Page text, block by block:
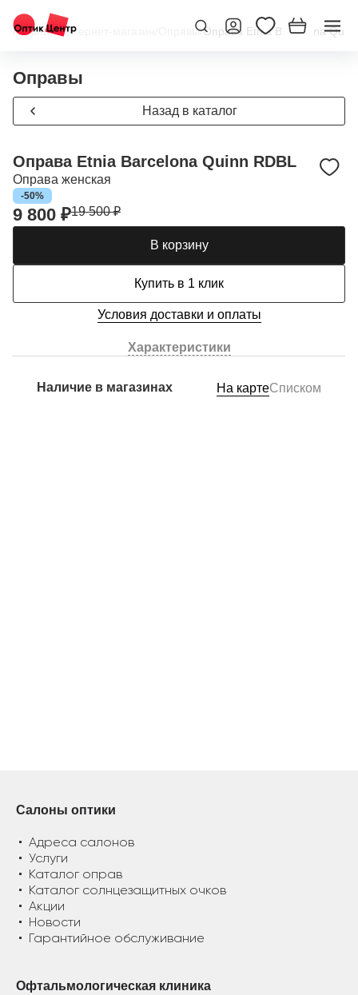
Главная/Интернет-магазин Оправы/Оправа Etnia Barcelona
Оправы
Назад в каталог
Оправа Etnia Barcelona Quinn RDBL
Оправа женская
-50%
9 800 ₽19 500 ₽
В корзину
Купить в 1 клик
Условия доставки и оплаты
Характеристики
Наличие в магазинах На картеСписком
Салоны оптики
Адреса салонов
Услуги
Каталог оправ
Каталог солнцезащитных очков
Акции
Новости
Гарантийное обслуживание
Офтальмологическая клиника